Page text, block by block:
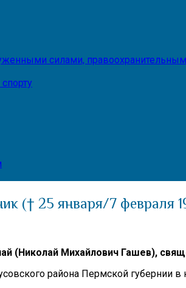
силами,
(† 25 января/7 февраля
(Николай Михайлович Гашев),
района Пермской губернии в